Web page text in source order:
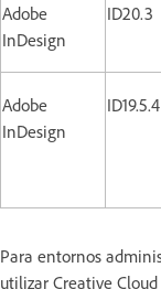
Adobe
InDesign
ID20.3
Adobe
InDesign
ID19.5.4
Para entornos
utilizar Creative